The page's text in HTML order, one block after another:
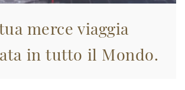
merce viaggia
in tutto il Mondo.